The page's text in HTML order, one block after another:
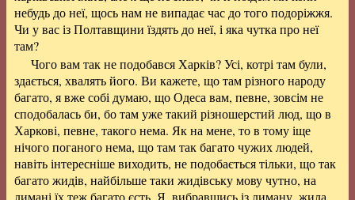
небудь до неї, щось нам не випадає час до того подоріжжя.
Чи у вас із Полтавщини їздять до неї, і яка чутка про неї
там?
Чого вам так не подобався Харків? Усі, котрі там були,
здається, хвалять його. Ви кажете, що там різного народу
багато, я вже собі думаю, що Одеса вам, певне, зовсім не
сподобалась би, бо там уже такий різношерстий люд, що в
Харкові, певне, такого нема. Як на мене, то в тому іще
нічого поганого нема, що там так багато чужих людей,
навіть інтересніше виходить, не подобається тільки, що так
багато жидів, найбільше таки жидівську мову чутно, на
лимані їх теж багато єсть. Я, вибравшись із лиману, жила